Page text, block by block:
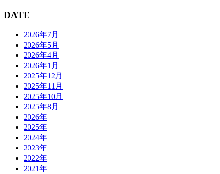
DATE
2026年7月
2026年5月
2026年4月
2026年1月
2025年12月
2025年11月
2025年10月
2025年8月
2026年
2025年
2024年
2023年
2022年
2021年